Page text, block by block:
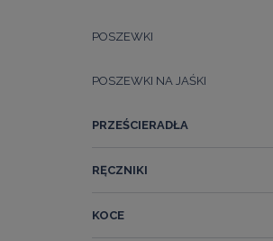
POSZEWKI
POSZEWKI NA JAŚKI
PRZEŚCIERADŁA
RĘCZNIKI
KOCE